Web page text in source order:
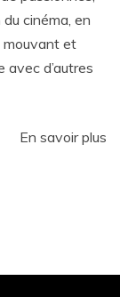
cinéma, en
mouvant et
avec d’autres
En savoir plus